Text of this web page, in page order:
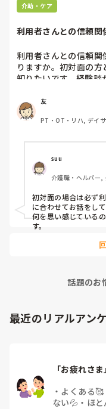
介助・ケア
利用者さんとの信頼関
利用者さんとの信頼
りますか。初対面の
知りたいです。経験談
友
PT・OT・リハ, デイ
suu
介護職・ヘルパー,
初対面の場合は必ず
に合わせてお話をし
何を思い感じている
す。
話題のお
最近のリアルアン
「お疲れさ
・ よくある🥰
ない💦 ・ ほ